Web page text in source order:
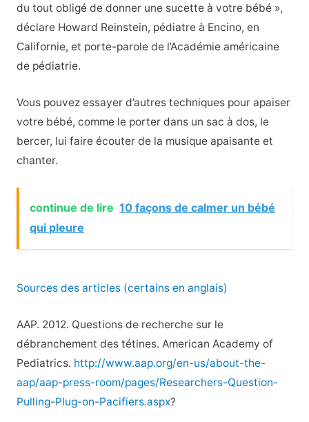
du tout obligé de donner une sucette à votre bébé »,
déclare Howard Reinstein, pédiatre à Encino, en
Californie, et porte-parole de l’Académie américaine
de pédiatrie.
Vous pouvez essayer d’autres techniques pour apaiser
votre bébé, comme le porter dans un sac à dos, le
bercer, lui faire écouter de la musique apaisante et
chanter.
continue de lire 10 façons de calmer un bébé
qui pleure
Sources des articles (certains en anglais)
AAP. 2012. Questions de recherche sur le
débranchement des tétines. American Academy of
Pediatrics. http://www.aap.org/en-us/about-the-
aap/aap-press-room/pages/Researchers-Question-
Pulling-Plug-on-Pacifiers.aspx?